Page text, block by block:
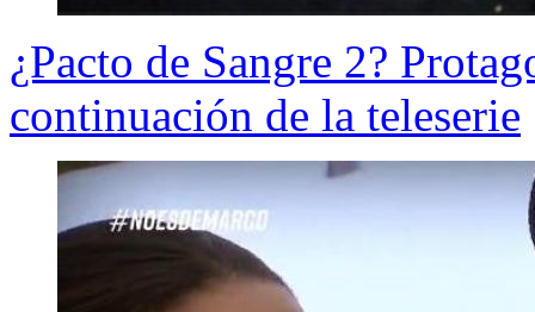
¿Pacto de Sangre 2?
continuación de la teleserie